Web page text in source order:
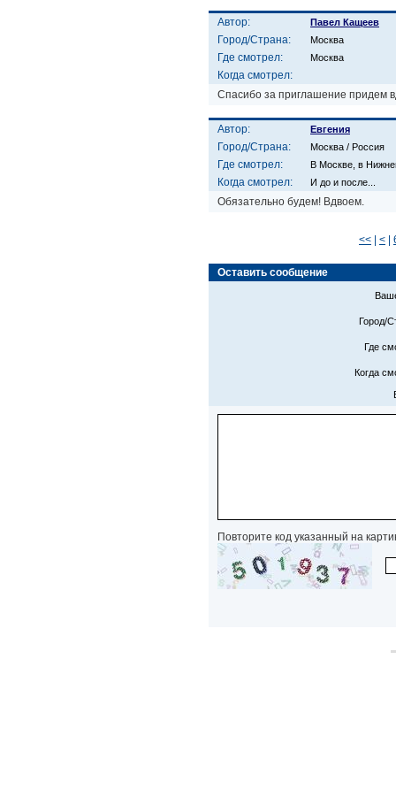
Автор: Павел Кащеев
Город/Страна: Москва
Где смотрел: Москва
Когда смотрел:
Спасибо за приглашение придем
Автор: Евгения
Город/Страна: Москва / Россия
Где смотрел: В Москве, в
Когда смотрел: И до и после...
Обязательно будем! Вдвоем.
<< <
Оставить сообщение
Город/
Где
Когда
Повторите код указанный на